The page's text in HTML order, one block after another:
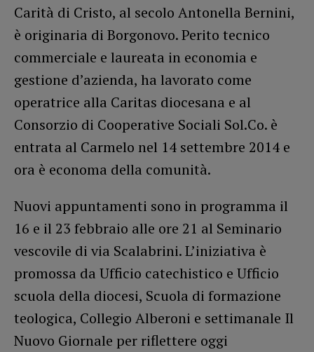
Carità di Cristo, al secolo Antonella Bernini,
è originaria di Borgonovo. Perito tecnico
commerciale e laureata in economia e
gestione d’azienda, ha lavorato come
operatrice alla Caritas diocesana e al
Consorzio di Cooperative Sociali Sol.Co. è
entrata al Carmelo nel 14 settembre 2014 e
ora è economa della comunità.
Nuovi appuntamenti sono in programma il
16 e il 23 febbraio alle ore 21 al Seminario
vescovile di via Scalabrini. L’iniziativa è
promossa da Ufficio catechistico e Ufficio
scuola della diocesi, Scuola di formazione
teologica, Collegio Alberoni e settimanale Il
Nuovo Giornale per riflettere oggi